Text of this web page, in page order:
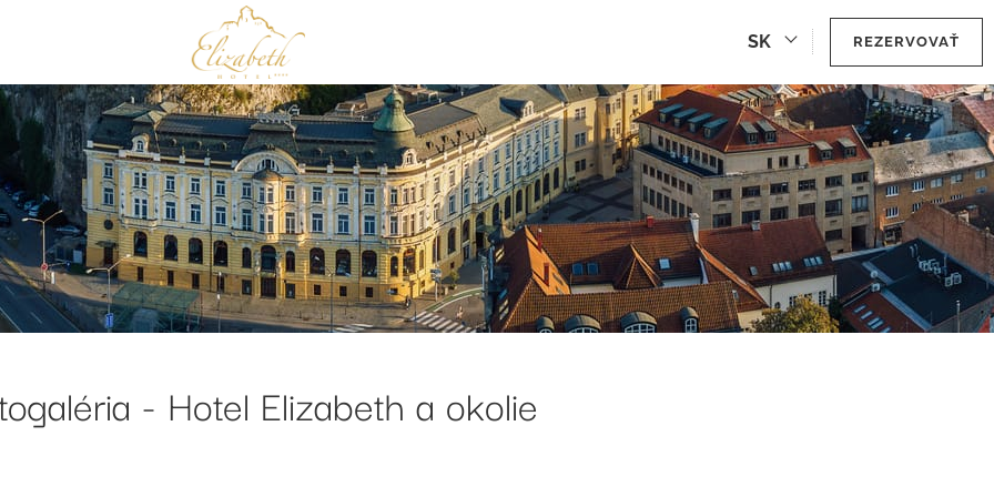
SK REZERVOVAŤ
- Hotel Elizabeth a okolie